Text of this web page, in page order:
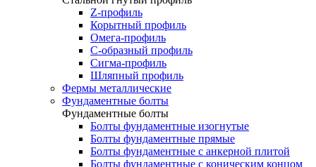
Z-профиль
Корытный профиль
Омега-профиль
С-образный профиль
Сигма-профиль
Шляпный профиль
Фермы металлические
Фундаментные болты
Фундаментные болты
Болты фундаментные изогнутые
Болты фундаментные прямые
Болты фундаментные с анкерной плитой
Болты фундаментные с коническим концом